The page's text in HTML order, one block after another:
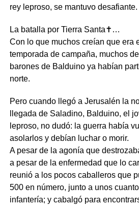
rey leproso, se mantuvo desafiante.
La batalla por Tierra Santa✝️…
Con lo que muchos creían que era
temporada de campaña, muchos
barones de Balduino ya habían
norte.
Pero cuando llegó a Jerusalén la
llegada de Saladino, Balduino, el
leproso, no dudó: la guerra había
asolarlos y debían luchar o morir.
A pesar de la agonía que
a pesar de la enfermedad que lo
reunió a los pocos caballeros que
500 en número, junto a unos
infantería; y cabalgó para